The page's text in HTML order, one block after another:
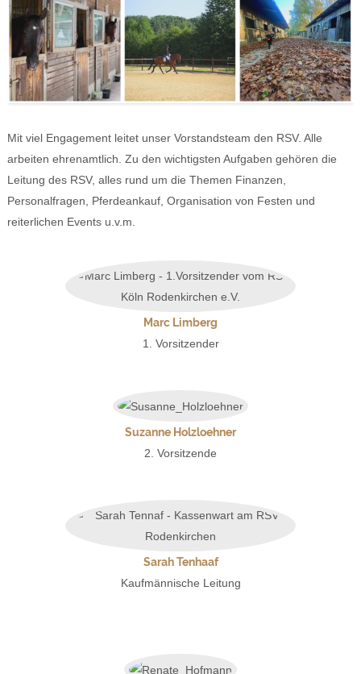
Mit viel Engagement leitet unser Vorstandsteam den RSV. Alle
arbeiten ehrenamtlich. Zu den wichtigsten Aufgaben gehören die
Leitung des RSV, alles rund um die Themen Finanzen,
Personalfragen, Pferdeankauf, Organisation von Festen und
reiterlichen Events u.v.m.
Marc Limberg
1. Vorsitzender
Suzanne Holzloehner
2. Vorsitzende
Sarah Tenhaaf
Kaufmännische Leitung